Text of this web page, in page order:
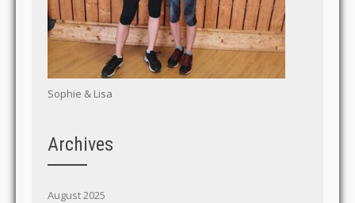
Sophie & Lisa
Archives
August 2025